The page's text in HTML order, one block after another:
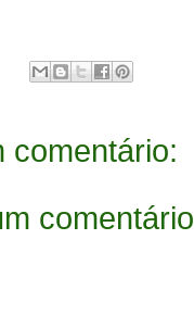
comentário:
comentário